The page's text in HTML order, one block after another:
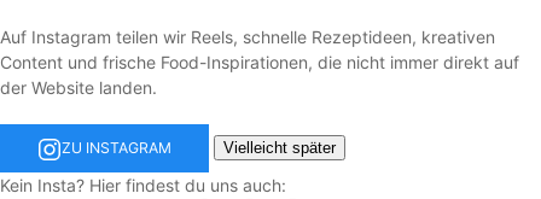
Auf Instagram teilen wir Reels, schnelle Rezeptideen, kreativen
Content und frische Food-Inspirationen, die nicht immer direkt auf
der Website landen.
ZU INSTAGRAM Vielleicht später
Kein Insta? Hier findest du uns auch: